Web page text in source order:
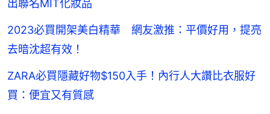
出聯名MIT化妝品
2023必買開架美白精華 網友激推：平價好用，提亮
去暗沈超有效！
ZARA必買隱藏好物$150入手！內行人大讚比衣服好
買：便宜又有質感